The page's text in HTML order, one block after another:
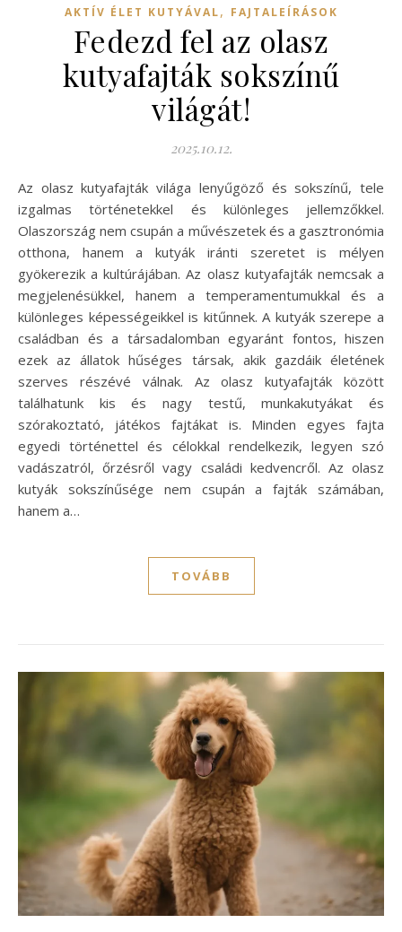
AKTÍV ÉLET KUTYÁVAL, FAJTALEÍRÁSOK
Fedezd fel az olasz
kutyafajták sokszínű
világát!
2025.10.12.
Az olasz kutyafajták világa lenyűgöző és sokszínű, tele
izgalmas történetekkel és különleges jellemzőkkel.
Olaszország nem csupán a művészetek és a gasztronómia
otthona, hanem a kutyák iránti szeretet is mélyen
gyökerezik a kultúrájában. Az olasz kutyafajták nemcsak a
megjelenésükkel, hanem a temperamentumukkal és a
különleges képességeikkel is kitűnnek. A kutyák szerepe a
családban és a társadalomban egyaránt fontos, hiszen
ezek az állatok hűséges társak, akik gazdáik életének
szerves részévé válnak. Az olasz kutyafajták között
találhatunk kis és nagy testű, munkakutyákat és
szórakoztató, játékos fajtákat is. Minden egyes fajta
egyedi történettel és célokkal rendelkezik, legyen szó
vadászatról, őrzésről vagy családi kedvencről. Az olasz
kutyák sokszínűsége nem csupán a fajták számában,
hanem a…
TOVÁBB